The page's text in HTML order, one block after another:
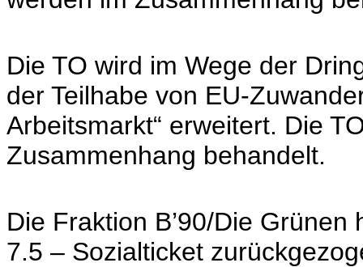
Die TO wird im Wege der
der Teilhabe von EU-
Arbeitsmarkt“ erweitert. Die
Zusammenhang behandelt.
Die Fraktion B’90/Die
7.5 – Sozialticket